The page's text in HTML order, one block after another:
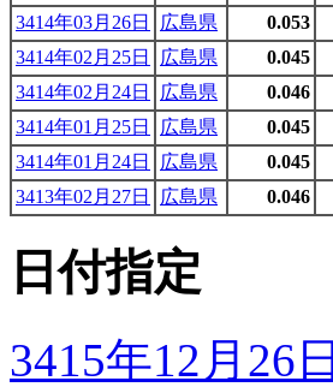
3414年03月26日
広島県 0.053
3414年02月25日
広島県 0.045
3414年02月24日
広島県 0.046
3414年01月25日
広島県 0.045
3414年01月24日
広島県 0.045
3413年02月27日
広島県 0.046
日付指定
3415年12月26日